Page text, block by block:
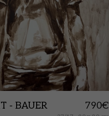
- BAUER 790€